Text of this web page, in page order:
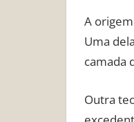
A
Uma
camada
Outra